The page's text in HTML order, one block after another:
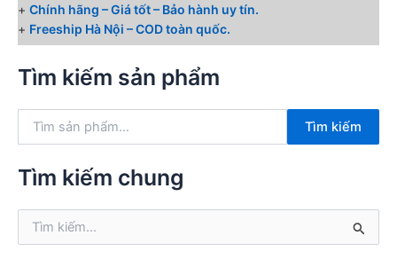
+ Chính hãng – Giá tốt – Bảo hành uy tín.
+ Freeship Hà Nội – COD toàn quốc.
Tìm kiếm sản phẩm
k
ế
:
Tìm kiếm
Tìm kiếm chung